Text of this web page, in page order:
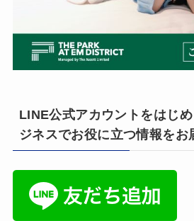
LINE公式アカウントをはじ
ジネスでお役に立つ情報をお